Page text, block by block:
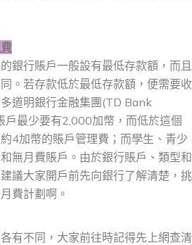
銀行賬戶一般設有最低存款額，而且
。若存款低於最低存款額，便需要收
道明銀行金融集團(TD Bank
戶最少要有2,000加幣，而低於這個
4加幣的賬戶管理費；而學生、青少
無月費賬戶。由於銀行賬戶、類型和
議大家開戶前先向銀行了解清楚，挑
費計劃啊。
有不同，大家前往時記得先上網查清